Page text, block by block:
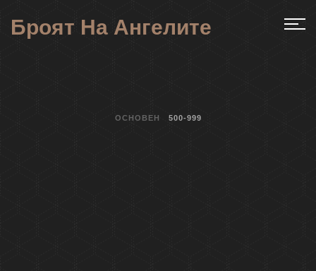
Броят На Ангелите
ОСНОВЕН 500-999